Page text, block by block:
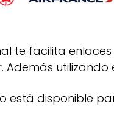
te facilita
Además utilizando
está disponible